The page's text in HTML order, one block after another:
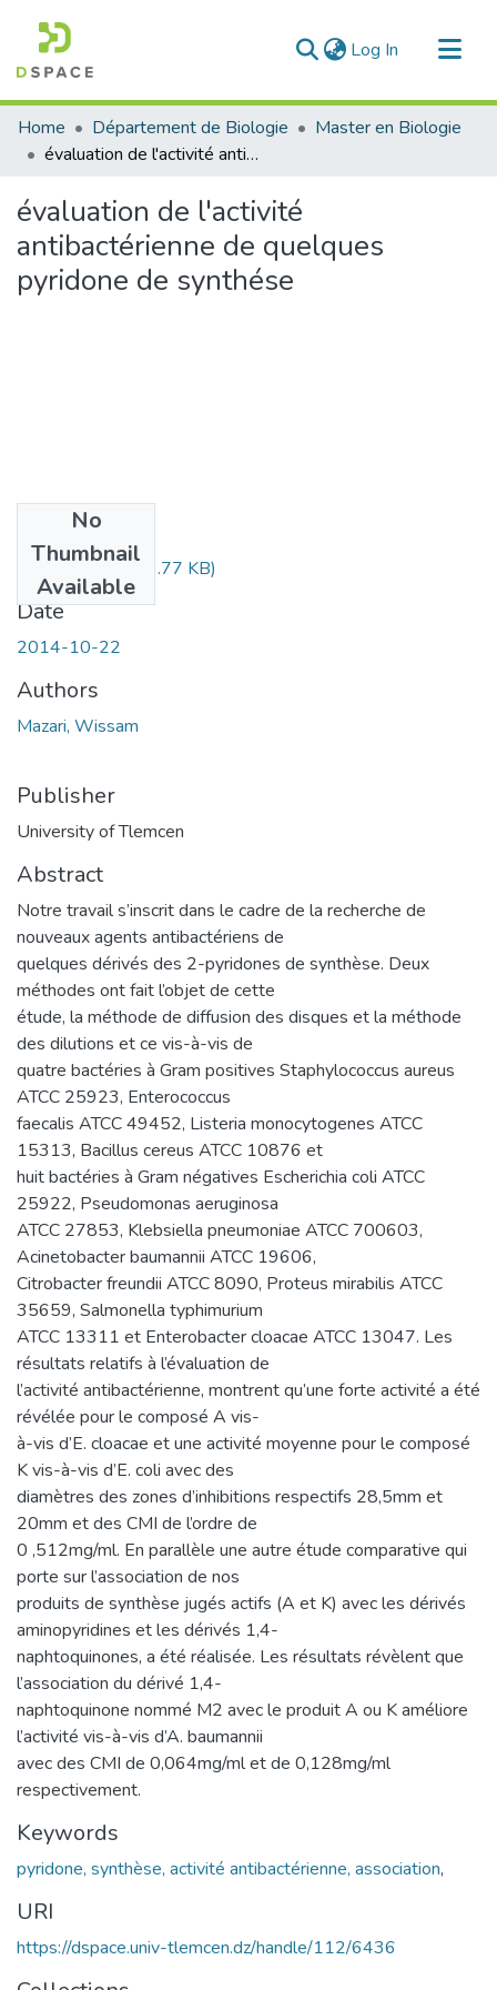
Log In (current)
Communities & Collections
All of DSpace
Home Département de Biologie
Master en Biologie
évaluation de l'activité antibactérienne de quelques pyridone de synthése
évaluation de l'activité
antibactérienne de quelques
pyridone de synthése
No
Thumbnail
Available
MAZARI.pdf(563.77 KB)
Date
2014-10-22
Authors
Mazari, Wissam
Publisher
University of Tlemcen
Abstract
Notre travail s’inscrit dans le cadre de la recherche de
nouveaux agents antibactériens de
quelques dérivés des 2-pyridones de synthèse. Deux
méthodes ont fait l’objet de cette
étude, la méthode de diffusion des disques et la méthode
des dilutions et ce vis-à-vis de
quatre bactéries à Gram positives Staphylococcus aureus
ATCC 25923, Enterococcus
faecalis ATCC 49452, Listeria monocytogenes ATCC
15313, Bacillus cereus ATCC 10876 et
huit bactéries à Gram négatives Escherichia coli ATCC
25922, Pseudomonas aeruginosa
ATCC 27853, Klebsiella pneumoniae ATCC 700603,
Acinetobacter baumannii ATCC 19606,
Citrobacter freundii ATCC 8090, Proteus mirabilis ATCC
35659, Salmonella typhimurium
ATCC 13311 et Enterobacter cloacae ATCC 13047. Les
résultats relatifs à l’évaluation de
l’activité antibactérienne, montrent qu’une forte activité a été
révélée pour le composé A vis-
à-vis d’E. cloacae et une activité moyenne pour le composé
K vis-à-vis d’E. coli avec des
diamètres des zones d’inhibitions respectifs 28,5mm et
20mm et des CMI de l’ordre de
0 ,512mg/ml. En parallèle une autre étude comparative qui
porte sur l’association de nos
produits de synthèse jugés actifs (A et K) avec les dérivés
aminopyridines et les dérivés 1,4-
naphtoquinones, a été réalisée. Les résultats révèlent que
l’association du dérivé 1,4-
naphtoquinone nommé M2 avec le produit A ou K améliore
l’activité vis-à-vis d’A. baumannii
avec des CMI de 0,064mg/ml et de 0,128mg/ml
respectivement.
Keywords
pyridone, synthèse, activité antibactérienne, association,
URI
https://dspace.univ-tlemcen.dz/handle/112/6436